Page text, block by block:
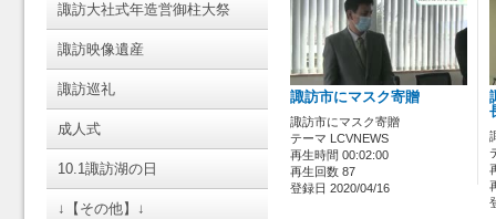
諏訪大社式年造営御柱大祭
諏訪映像遺産
諏訪巡礼
成人式
10.1諏訪湖の日
↓【その他】↓
諏訪市にマスク寄贈
諏訪市にマスク寄贈
テーマ LCVNEWS
再生時間 00:02:00
再生回数 87
登録日 2020/04/16